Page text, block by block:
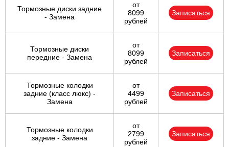
Тормозные диски задние
- Замена
от
8099
рублей
Записаться
Тормозные диски
передние - Замена
от
8099
рублей
Записаться
Тормозные колодки
задние (класс люкс) -
Замена
от
4499
рублей
Записаться
Тормозные колодки
задние - Замена
от
2799
рублей
Записаться